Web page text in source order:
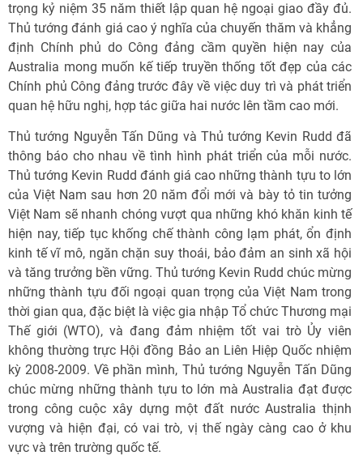
trọng kỷ niệm 35 năm thiết lập quan hệ ngoại giao đầy đủ.
Thủ tướng đánh giá cao ý nghĩa của chuyến thăm và khẳng
định Chính phủ do Công đảng cầm quyền hiện nay của
Australia mong muốn kế tiếp truyền thống tốt đẹp của các
Chính phủ Công đảng trước đây về việc duy trì và phát triển
quan hệ hữu nghị, hợp tác giữa hai nước lên tầm cao mới.
Thủ tướng Nguyễn Tấn Dũng và Thủ tướng Kevin Rudd đã
thông báo cho nhau về tình hình phát triển của mỗi nước.
Thủ tướng Kevin Rudd đánh giá cao những thành tựu to lớn
của Việt Nam sau hơn 20 năm đổi mới và bày tỏ tin tưởng
Việt Nam sẽ nhanh chóng vượt qua những khó khăn kinh tế
hiện nay, tiếp tục khống chế thành công lạm phát, ổn định
kinh tế vĩ mô, ngăn chặn suy thoái, bảo đảm an sinh xã hội
và tăng trưởng bền vững. Thủ tướng Kevin Rudd chúc mừng
những thành tựu đối ngoại quan trọng của Việt Nam trong
thời gian qua, đặc biệt là việc gia nhập Tổ chức Thương mại
Thế giới (WTO), và đang đảm nhiệm tốt vai trò Ủy viên
không thường trực Hội đồng Bảo an Liên Hiệp Quốc nhiệm
kỳ 2008-2009. Về phần mình, Thủ tướng Nguyễn Tấn Dũng
chúc mừng những thành tựu to lớn mà Australia đạt được
trong công cuộc xây dựng một đất nước Australia thịnh
vượng và hiện đại, có vai trò, vị thế ngày càng cao ở khu
vực và trên trường quốc tế.